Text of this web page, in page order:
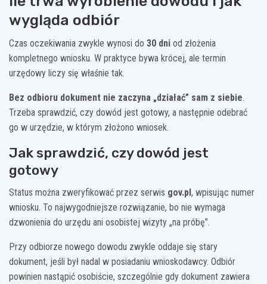
wygląda odbiór
Czas oczekiwania zwykle wynosi do 30 dni od złożenia
kompletnego wniosku. W praktyce bywa krócej, ale termin
urzędowy liczy się właśnie tak.
Bez odbioru dokument nie zaczyna „działać” sam z siebie.
Trzeba sprawdzić, czy dowód jest gotowy, a następnie odebrać
go w urzędzie, w którym złożono wniosek.
Jak sprawdzić, czy dowód jest
gotowy
Status można zweryfikować przez serwis gov.pl, wpisując numer
wniosku. To najwygodniejsze rozwiązanie, bo nie wymaga
dzwonienia do urzędu ani osobistej wizyty „na próbę”.
Przy odbiorze nowego dowodu zwykle oddaje się stary
dokument, jeśli był nadal w posiadaniu wnioskodawcy. Odbiór
powinien nastąpić osobiście, szczególnie gdy dokument zawiera